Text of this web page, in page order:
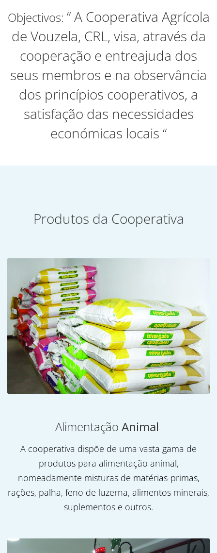
Objectivos: ” A Cooperativa Agrícola
de Vouzela, CRL, visa, através da
cooperação e entreajuda dos
seus membros e na observância
dos princípios cooperativos, a
satisfação das necessidades
económicas locais “
Produtos da Cooperativa
Alimentação Animal
A cooperativa dispõe de uma vasta gama de
produtos para alimentação animal,
nomeadamente misturas de matérias-primas,
rações, palha, feno de luzerna, alimentos minerais,
suplementos e outros.